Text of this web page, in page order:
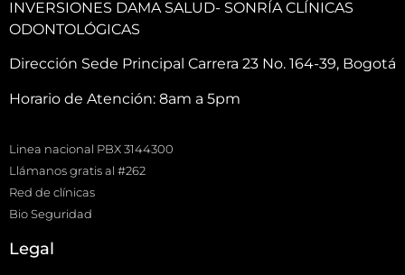
INVERSIONES DAMA SALUD- SONRÍA CLÍNICAS
ODONTOLÓGICAS
Dirección Sede Principal Carrera 23 No. 164-39, Bogotá
Horario de Atención: 8am a 5pm
Linea nacional PBX 3144300
Llámanos gratis al #262
Red de clínicas
Bio Seguridad
Legal